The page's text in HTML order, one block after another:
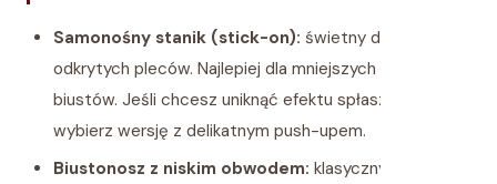
Samonośny stanik (stick-on): świetny do bardzo
odkrytych pleców. Najlepiej dla mniejszych i średnich
biustów. Jeśli chcesz uniknąć efektu spłaszczenia,
wybierz wersję z delikatnym push-upem.
Biustonosz z niskim obwodem: klasyczny model, ale